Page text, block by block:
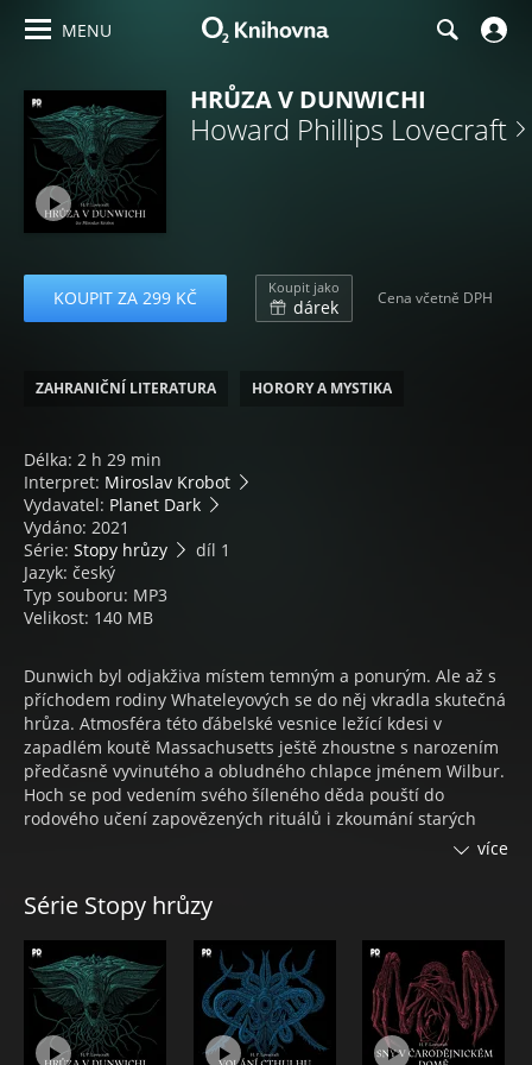
MENU
HRŮZA V DUNWICHI
Howard Phillips Lovecraft
KOUPIT ZA 299 KČ Koupit jako
dárek Cena včetně DPH
ZAHRANIČNÍ LITERATURA HORORY A MYSTIKA
Délka: 2 h 29 min
Interpret: Miroslav Krobot
Vydavatel: Planet Dark
Vydáno: 2021
Série: Stopy hrůzy
díl 1
Jazyk: český
Typ souboru: MP3
Velikost: 140 MB
Dunwich byl odjakživa místem temným a ponurým. Ale až s
příchodem rodiny Whateleyových se do něj vkradla skutečná
hrůza. Atmosféra této ďábelské vesnice ležící kdesi v
zapadlém koutě Massachusetts ještě zhoustne s narozením
předčasně vyvinutého a obludného chlapce jménem Wilbur.
Hoch se pod vedením svého šíleného děda pouští do
rodového učení zapovězených rituálů i zkoumání starých
svitků ze zakázané knihy Nekronomikonu a svými činy udává
které později vešlo do dějin jako Hrůza v Dunwichi.
Planet Dark uvádí první knihu z hororového cyklu nazvaného
STOPY HRŮZY. Sérii plnou hrůzy a napětí otevírá dílo
zakladatele moderního hororu a jednoho z nejvlivnějších
spisovatelů vůbec, Howarda Phillipse Lovecrafta a jeho
novelou HRŮZA V DUNWICHI, která obecně platí za jedno z
nejděsivějších děl hororové literatury. Pro Planet Dark
více
Série Stopy hrůzy